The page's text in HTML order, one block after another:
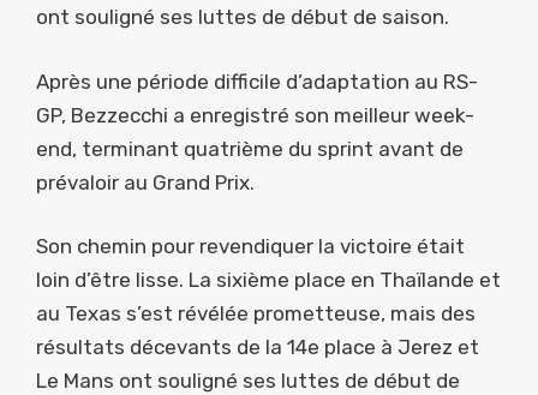
ont souligné ses luttes de début de saison.
Après une période difficile d’adaptation au RS-
GP, Bezzecchi a enregistré son meilleur week-
end, terminant quatrième du sprint avant de
prévaloir au Grand Prix.
Son chemin pour revendiquer la victoire était
loin d’être lisse. La sixième place en Thaïlande et
au Texas s’est révélée prometteuse, mais des
résultats décevants de la 14e place à Jerez et
Le Mans ont souligné ses luttes de début de